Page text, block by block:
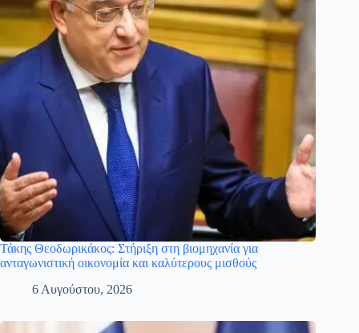
Τάκης Θεοδωρικάκος: Στήριξη στη βιομηχανία για
ανταγωνιστική οικονομία και καλύτερους μισθούς
6 Αυγούστου, 2026